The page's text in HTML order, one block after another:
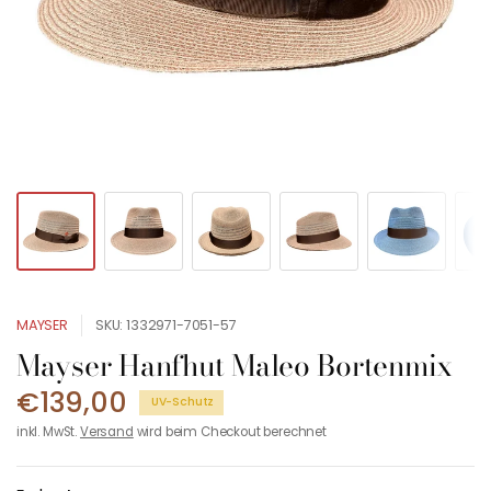
MAYSER SKU: 1332971-7051-57
Mayser Hanfhut Maleo Bortenmix
€139,00 UV-Schutz
inkl. MwSt.Versand wird beim Checkout berechnet